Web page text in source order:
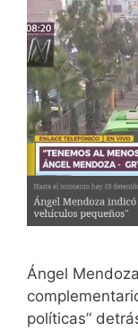
Ángel
políticas”